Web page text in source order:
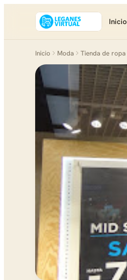
Inicio
Inicio Moda Tienda de ropa